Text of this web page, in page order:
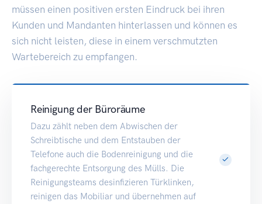
müssen einen positiven ersten Eindruck bei ihren
Kunden und Mandanten hinterlassen und können es
sich nicht leisten, diese in einem verschmutzten
Wartebereich zu empfangen.
Reinigung der Büroräume
Dazu zählt neben dem Abwischen der
Schreibtische und dem Entstauben der
Telefone auch die Bodenreinigung und die
fachgerechte Entsorgung des Mülls. Die
Reinigungsteams desinfizieren Türklinken,
reinigen das Mobiliar und übernehmen auf